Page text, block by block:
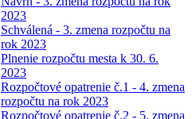
2023
Schválená - 3. zmena rozpočtu na
rok 2023
Plnenie rozpočtu mesta k 30. 6.
2023
Rozpočtové opatrenie č.1 - 4. zmena
rozpočtu na rok 2023
Rozpočtové opatrenie č.2 - 5. zmena